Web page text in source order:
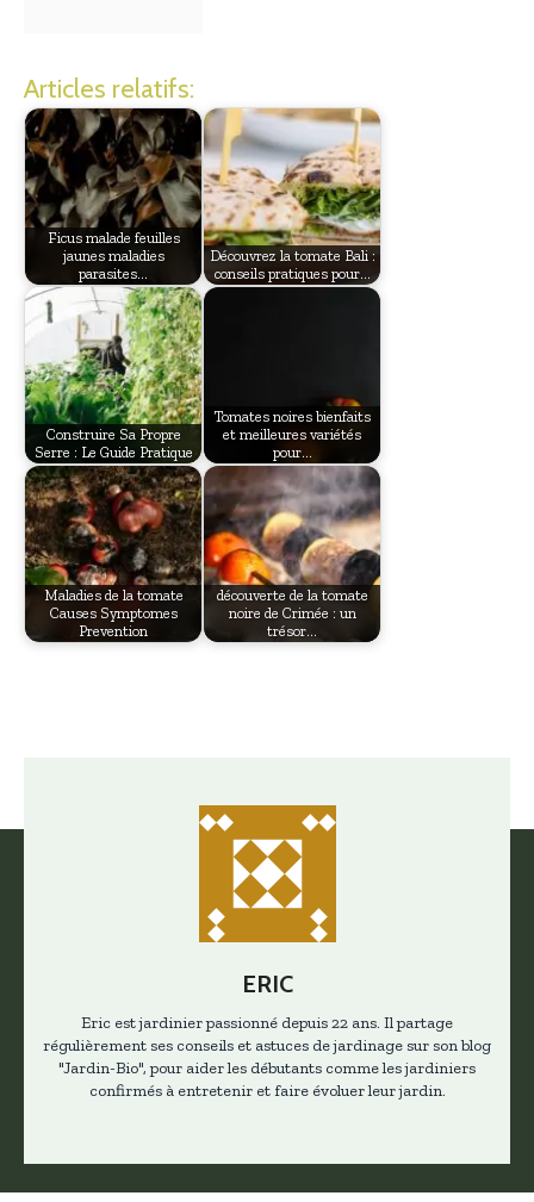
Articles relatifs:
Ficus malade feuilles
jaunes maladies
parasites…
Découvrez la tomate Bali :
conseils pratiques pour…
Construire Sa Propre
Serre : Le Guide Pratique
Tomates noires bienfaits
et meilleures variétés
pour…
Maladies de la tomate
Causes Symptomes
Prevention
découverte de la tomate
noire de Crimée : un
trésor…
ERIC
Eric est jardinier passionné depuis 22 ans. Il partage
régulièrement ses conseils et astuces de jardinage sur son blog
"Jardin-Bio", pour aider les débutants comme les jardiniers
confirmés à entretenir et faire évoluer leur jardin.